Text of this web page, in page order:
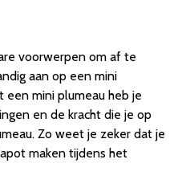
voorwerpen om af te
aan op een mini
een mini plumeau heb je
en de kracht die je op
Zo weet je zeker dat je
maken tijdens het